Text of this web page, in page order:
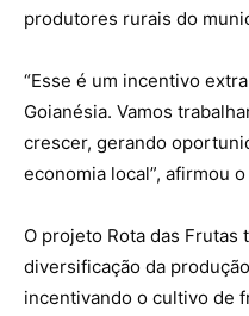
produtores rurais do
“Esse é um incentivo
Goianésia. Vamos
crescer, gerando
economia local”, afirmou
O projeto Rota das
diversificação da
incentivando o cultivo de